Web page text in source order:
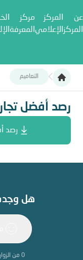
عن
المركز
المركز
الإعلامي
مركز
المعرفة
التعاميم
رصد أفضل تجارب
رصد أفضل
رصد
هل
0 من